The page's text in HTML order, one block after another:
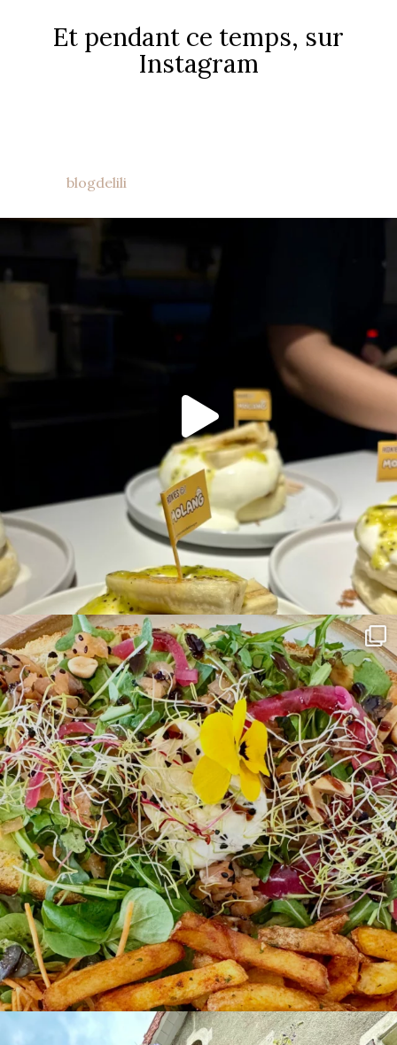
Et pendant ce temps, sur
Instagram
blogdelili